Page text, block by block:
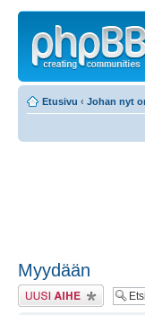
Etusivu ‹ Johan nyt
Myydään
Lähetä uusi viesti